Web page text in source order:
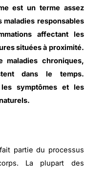
est un terme assez
maladies responsables
affectant les
situées à proximité.
maladies chroniques,
dans le temps.
symptômes et les
partie du processus
La plupart des